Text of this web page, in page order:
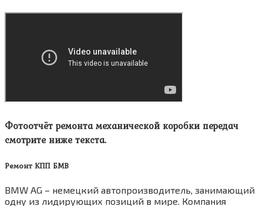
Фотоотчёт ремонта механической коробки передач
смотрите ниже текста.
Ремонт КПП БМВ
BMW AG – немецкий автопроизводитель, занимающий
одну из лидирующих позиций в мире. Компания